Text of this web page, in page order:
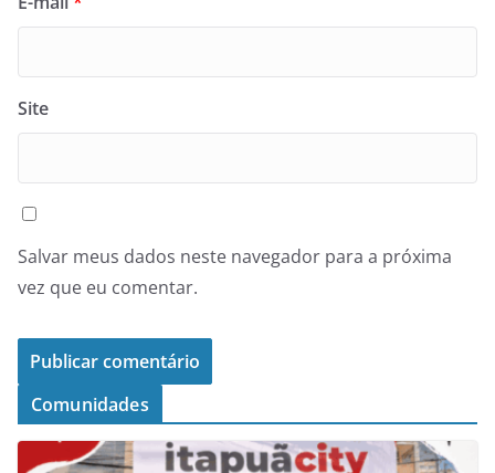
Site
Salvar meus dados neste navegador para a próxima
vez que eu comentar.
Comunidades